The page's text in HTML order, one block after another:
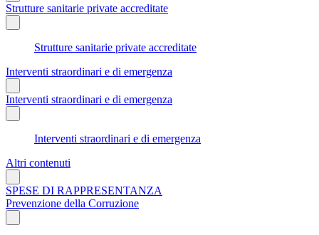
Strutture sanitarie private accreditate
Strutture sanitarie private accreditate
Interventi straordinari e di emergenza
Interventi straordinari e di emergenza
Interventi straordinari e di emergenza
Altri contenuti
SPESE DI RAPPRESENTANZA
Prevenzione della Corruzione